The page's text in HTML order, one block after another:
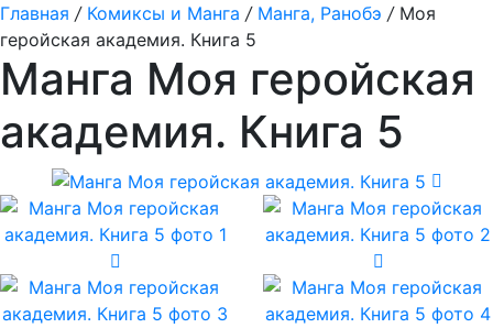
Главная / Комиксы и Манга / Манга, Ранобэ / Моя
геройская академия. Книга 5
Манга Моя геройская
академия. Книга 5